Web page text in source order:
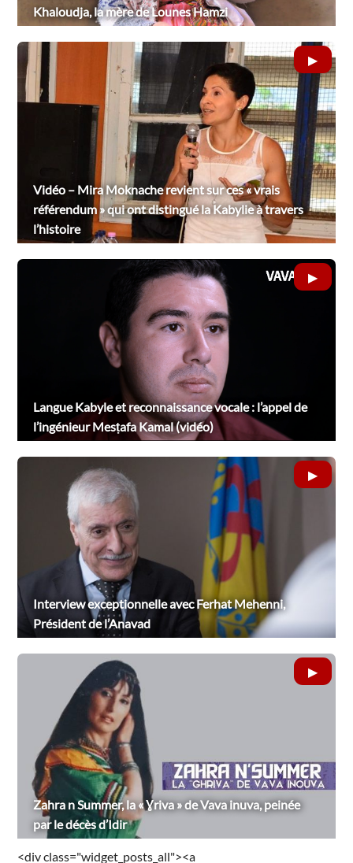
Khaloudja, la mère de Lounes Hamzi
Vidéo – Mira Moknache revient sur ces « vrais
référendum » qui ont distingué la Kabylie à travers
l’histoire
Langue Kabyle et reconnaissance vocale : l’appel de
l’ingénieur Mesṭafa Kamal (vidéo)
Interview exceptionnelle avec Ferhat Mehenni,
Président de l’Anavad
Zahra n Summer, la « Ɣriva » de Vava inuva, peinée
par le décès d’Idir
<div class="widget_posts_all"><a